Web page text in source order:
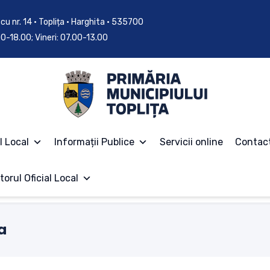
nr. 14 • Toplița • Harghita • 535700
18.00; Vineri: 07.00-13.00
Local Informații Publice Servicii online
Oficial Local